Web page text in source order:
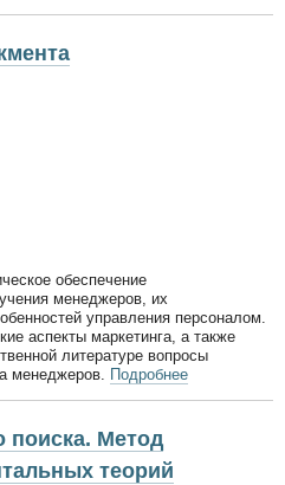
обеспечение
менеджеров, их
управления персоналом.
аспекты маркетинга, а также
литературе вопросы
менеджеров. Подробнее
поиска. Метод
теорий